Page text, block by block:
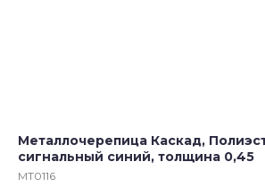
Металлочерепица Каскад,
сигнальный синий, толщина 0,45
MT0116